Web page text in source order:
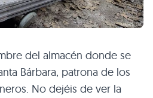
del almacén donde se
Bárbara, patrona de los
No dejéis de ver la